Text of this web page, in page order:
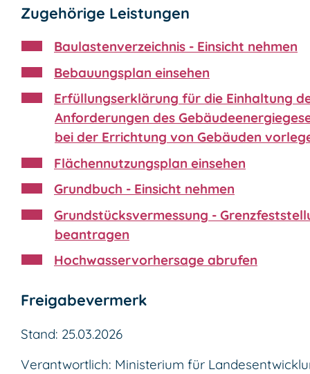
Zugehörige Leistungen
Baulastenverzeichnis - Einsicht nehmen
Bebauungsplan einsehen
Erfüllungserklärung für die Einhaltung
Anforderungen des
bei der Errichtung von Gebäuden
Flächennutzungsplan einsehen
Grundbuch - Einsicht nehmen
Grundstücksvermessung -
beantragen
Hochwasservorhersage abrufen
Freigabevermerk
Stand: 25.03.2026
Verantwortlich: Ministerium für